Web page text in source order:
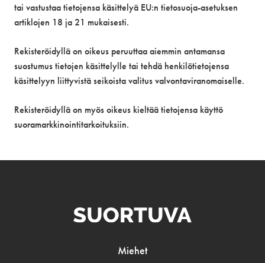
tai vastustaa tietojensa käsittelyä EU:n tietosuoja-asetuksen
artiklojen 18 ja 21 mukaisesti.
Rekisteröidyllä on oikeus peruuttaa aiemmin antamansa
suostumus tietojen käsittelylle tai tehdä henkilötietojensa
käsittelyyn liittyvistä seikoista valitus valvontaviranomaiselle.
Rekisteröidyllä on myös oikeus kieltää tietojensa käyttö
suoramarkkinointitarkoituksiin.
Miehet